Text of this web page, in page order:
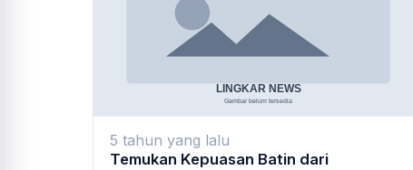
5 tahun yang lalu
Temukan Kepuasan Batin dari